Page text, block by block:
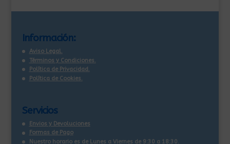
Información:
Aviso Legal.
Términos y Condiciones.
Política de Privacidad.
Política de Cookies.
Servicios
Envios y Devoluciones
Formas de Pago
Nuestro horario es de Lunes a Viernes de 9:30 a 18:30.